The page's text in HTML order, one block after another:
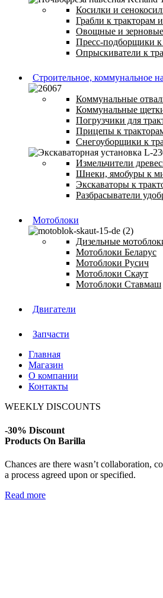
Косилки и
Грабли к тракторам
Овощные и зерновые
Пресс-подборщики к
Опрыскиватели к
Строительное, коммунальное
Коммунальные
Коммунальные
Погрузчики для
Прицепы к
Снегоуборщики к
Измельчители
Шнеки, ямобуры к
Экскаваторы к
Разбрасыватели
Мотоблоки
Дизельные
Мотоблоки Беларус
Мотоблоки Русич
Мотоблоки Скаут
Мотоблоки Ставмаш
Двигатели
Запчасти
Главная
Магазин
О компании
Контакты
WEEKLY DISCOUNTS
-30% Discount
Products On Barilla
Chances are there wasn’t collaboration,
a process agreed upon or specified.
Read more